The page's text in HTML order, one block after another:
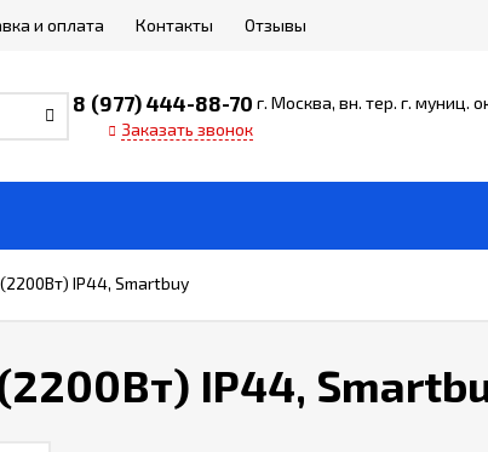
и оплата Контакты Отзывы
8 (977) 444-88-70
Заказать звонок
г. Москва, вн. тер. г. муниц.
IP44, Smartbuy
IP44,